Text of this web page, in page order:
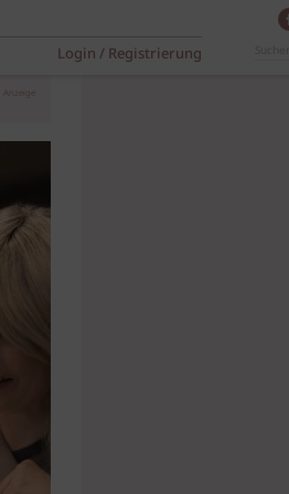
Login / Registrierung
Anzeige